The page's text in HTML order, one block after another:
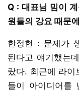
Q : 대표님 밈이
원들의 강요 때문
한정현 : 문제가
된다고 얘기했는
랐다. 최근에 라이
들이 아이디어를